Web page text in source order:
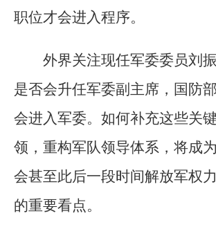
职位才会进入程序。
外界关注现任军委委员刘
是否会升任军委副主席，国防
会进入军委。如何补充这些关
领，重构军队领导体系，将成
会甚至此后一段时间解放军权
的重要看点。